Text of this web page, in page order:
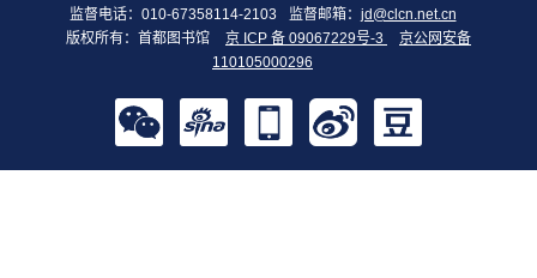
监督电话：010-67358114-2103
监督邮箱： jd@clcn.net.cn
版权所有：首都图书馆
京 ICP 备 09067229号-3
京公网安备
110105000296